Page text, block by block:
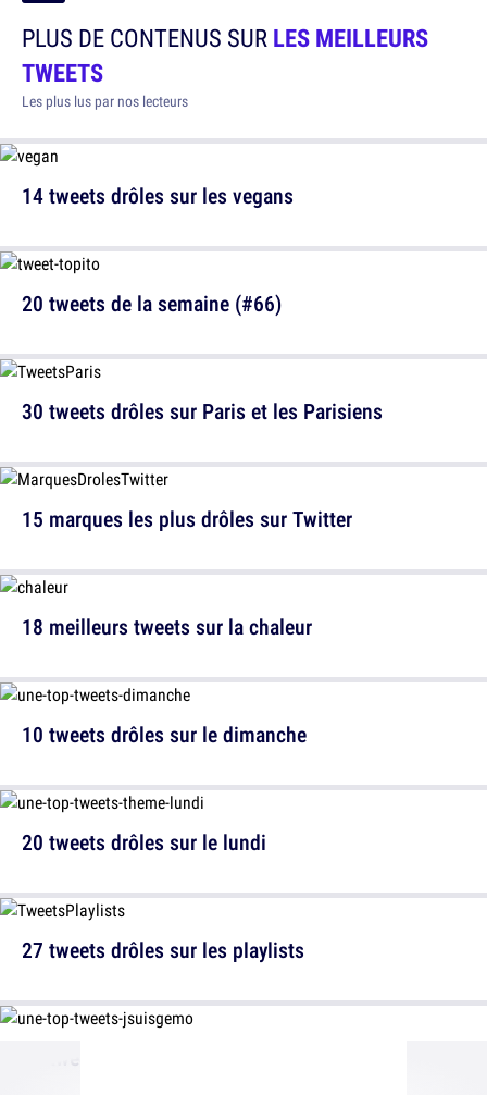
PLUS DE CONTENUS SURLES MEILLEURS
TWEETS
Les plus lus par nos lecteurs
14 tweets drôles sur les vegans
30 tweets drôles sur Paris et les Parisiens
18 meilleurs tweets sur la chaleur
20 tweets drôles sur le lundi
15 tweet drôles de @jsuisgemo
20 tweets de la semaine (#66)
15 marques les plus drôles sur Twitter
10 tweets drôles sur le dimanche
27 tweets drôles sur les playlists